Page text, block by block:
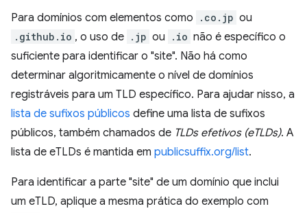
Para domínios com elementos como .co.jp ou
.github.io , o uso de .jp ou .io não é específico o
suficiente para identificar o "site". Não há como
determinar algoritmicamente o nível de domínios
registráveis para um TLD específico. Para ajudar nisso, a
lista de sufixos públicos define uma lista de sufixos
públicos, também chamados de TLDs efetivos (eTLDs). A
lista de eTLDs é mantida em publicsuffix.org/list.
Para identificar a parte "site" de um domínio que inclui
um eTLD, aplique a mesma prática do exemplo com